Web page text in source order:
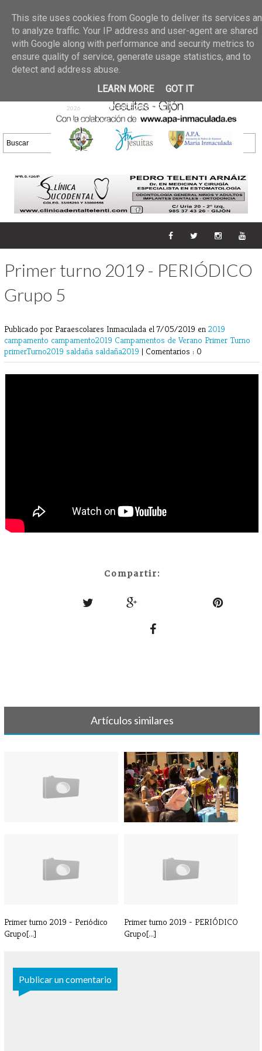
02 jun 2026
GALERIA DE FOTOS
30/05/2026
25 may 2026
GALERIA
DE FOTOS 23/05/2026
20 may
2026
GALERIA DE FOTOS
16/05/2026
DE FOTOS 09/05/2026
28 abr
2026
GALERIA DE FOTOS 25 Y
26/04/2026
Primer turno 2019 - PERIÓDICO
Grupo 5
Publicado por Paraescolares Inmaculada el 7/05/2019 en 2019
campamento campamento2019 Campamentos de Verano Primer Turno
primerTurno2019 saldaña saldaña2019 | Comentarios : 0
Compartir:
Artículos similares
Primer turno 2019 - Periódico
Grupo[...]
Primer turno 2019 - PERIÓDICO
Grupo[...]
Publicar un comentario
This site uses cookies from Google to deliver its services
to analyze traffic. Your IP address and user-agent are shared
with Google along with performance and security metrics to
ensure quality of service, generate usage statistics, and to
detect and address abuse.
LEARN MORE
GOT IT